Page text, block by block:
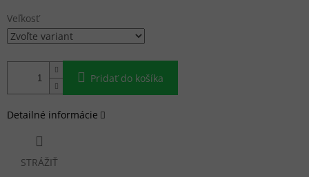
Veľkosť
Pridať do košíka
Detailné informácie
STRÁŽIŤ